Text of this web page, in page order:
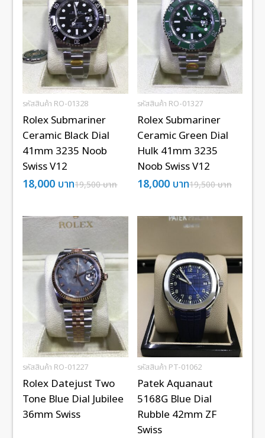
รหัสสินค้า RO-01328
Rolex Submariner
Ceramic Black Dial
41mm 3235 Noob
Swiss V12
19,500บาท
18,000 บาท
รหัสสินค้า RO-01327
Rolex Submariner
Ceramic Green Dial
Hulk 41mm 3235
Noob Swiss V12
19,500บาท
18,000 บาท
รหัสสินค้า RO-01227
Rolex Datejust Two
Tone Blue Dial Jubilee
36mm Swiss
รหัสสินค้า PT-01062
Patek Aquanaut
5168G Blue Dial
Rubble 42mm ZF
Swiss